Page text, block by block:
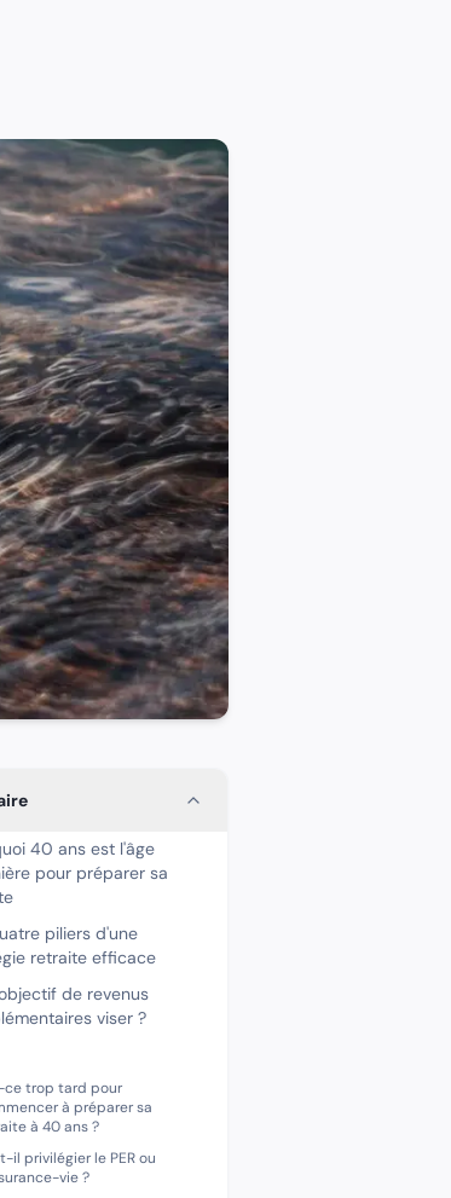
d'au moins 80 % de votre dernier
40 ans est l'âge
pour préparer sa
piliers d'une
retraite efficace
de revenus
viser ?
ce trop tard pour
à préparer sa
à 40 ans ?
il privilégier le PER ou
vie ?